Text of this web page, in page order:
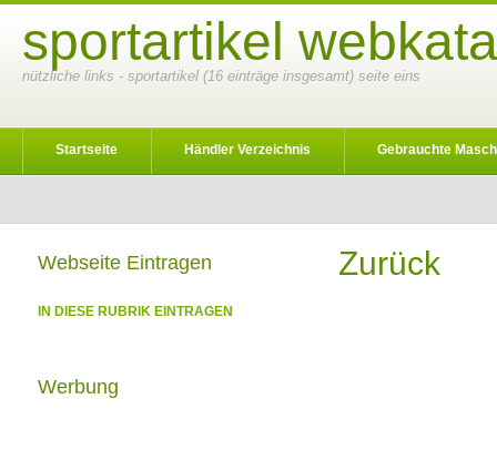
sportartikel
nützliche links - sportartikel (16 einträge insgesamt) seite eins
Startseite Händler Verzeichnis Gebrauchte
Zurück
Webseite Eintragen
IN DIESE RUBRIK EINTRAGEN
Werbung